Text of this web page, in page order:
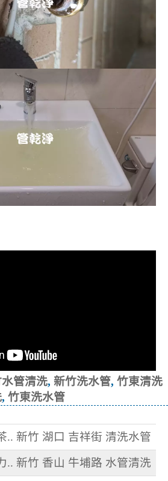
管清洗, 新竹洗水管, 竹東清洗
, 竹東洗水管
.. 新竹 湖口 吉祥街 清洗水管
.. 新竹 香山 牛埔路 水管清洗